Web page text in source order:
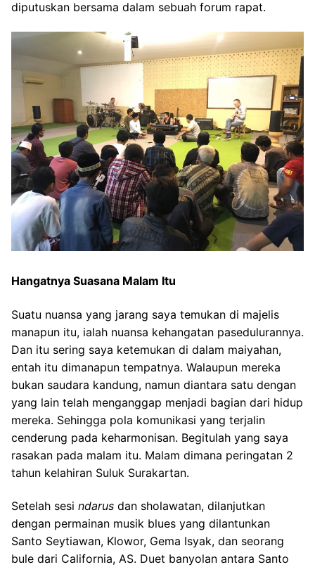
diputuskan bersama dalam sebuah forum rapat.
Hangatnya Suasana Malam Itu
Suatu nuansa yang jarang saya temukan di majelis
manapun itu, ialah nuansa kehangatan pasedulurannya.
Dan itu sering saya ketemukan di dalam maiyahan,
entah itu dimanapun tempatnya. Walaupun mereka
bukan saudara kandung, namun diantara satu dengan
yang lain telah menganggap menjadi bagian dari hidup
mereka. Sehingga pola komunikasi yang terjalin
cenderung pada keharmonisan. Begitulah yang saya
rasakan pada malam itu. Malam dimana peringatan 2
tahun kelahiran Suluk Surakartan.
Setelah sesi ndarus dan sholawatan, dilanjutkan
dengan permainan musik blues yang dilantunkan
Santo Seytiawan, Klowor, Gema Isyak, dan seorang
bule dari California, AS. Duet banyolan antara Santo